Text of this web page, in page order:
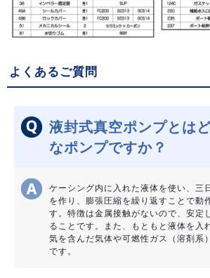
よくあるご質問
液封式真空ポンプとは
なポンプですか？
ケーシング内に入れた液体を使い、三
を作り、膨張圧縮を繰り返すことで動
す。特徴は金属接触がないので、安定
ることです。また、もともと液体を入
気を含んだ気体や可燃性ガス（溶剤系
です。